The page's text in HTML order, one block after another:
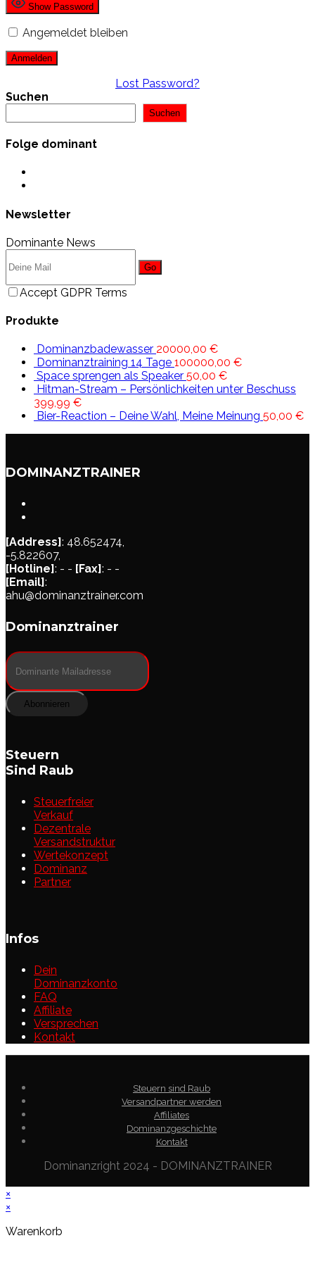
Show Password
Angemeldet bleiben
Lost Password?
Suchen
Suchen
Folge dominant
new
a
tab
Newsletter
Dominante News
Go
Accept GDPR Terms
Produkte
Dominanzbadewasser 20000,00 €
Dominanztraining 14 Tage 100000,00 €
Space sprengen als Speaker 50,00 €
Hitman-Stream – Persönlichkeiten unter Beschuss
399,99 €
Bier-Reaction – Deine Wahl, Meine Meinung 50,00 €
DOMINANZTRAINER
[Address] : 48.652474,
-5.822607,
[Hotline] : - - [Fax] : - -
[Email] :
ahu@dominanztrainer.com
Dominanztrainer
Abonnieren
Steuern
Sind Raub
Steuerfreier
Verkauf
Dezentrale
Versandstruktur
Wertekonzept
Dominanz
Partner
Infos
Dein
Dominanzkonto
FAQ
Affiliate
Versprechen
Kontakt
Steuern sind Raub
Versandpartner werden
Affiliates
Dominanzgeschichte
Kontakt
Dominanzright 2024 - DOMINANZTRAINER
×
×
Warenkorb